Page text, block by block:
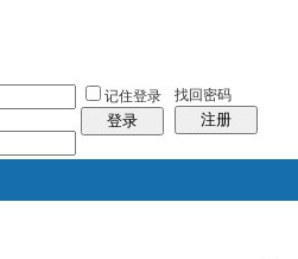
记住登录
登录
找回密码
注册